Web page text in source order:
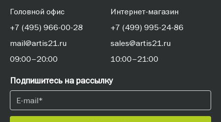
Головной офис
+7 (495) 966-00-28
mail@artis21.ru
09:00–20:00
Интернет-магазин
+7 (499) 995-24-86
sales@artis21.ru
10:00–21:00
Подпишитесь на рассылку